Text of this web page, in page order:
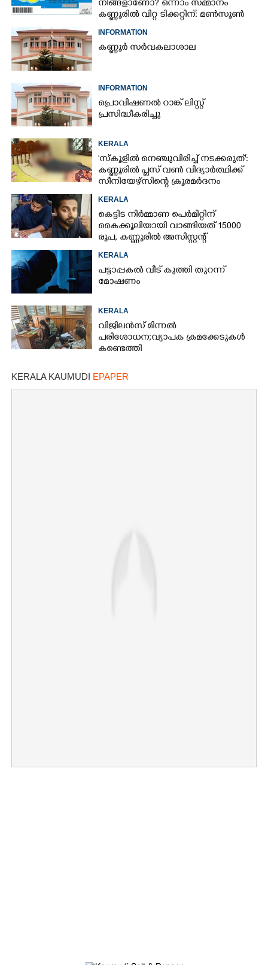
നിങ്ങളാണോ? ഒന്നാം സമ്മാനം
കണ്ണൂരിൽ വിറ്റ ടിക്കറ്റിന്: മൺസൂൺ
ബമ്പർ ഫലം പുറത്ത്
INFORMATION
കണ്ണൂർ സർവകലാശാല
INFORMATION
പ്രൊവിഷണൽ റാങ്ക് ലിസ്റ്റ്
പ്രസിദ്ധീകരിച്ചു
KERALA
'സ്കൂളിൽ നെഞ്ചുവിരിച്ച് നടക്കരുത്':
കണ്ണൂരിൽ പ്ലസ് വൺ വിദ്യാർത്ഥിക്ക്
സീനിയേഴ്സിന്റെ ക്രൂരമർദനം
KERALA
കെട്ടിട നിർമ്മാണ പെർമിറ്റിന്
കൈക്കൂലിയായി വാങ്ങിയത് 15000
രൂപ,​ കണ്ണൂരിൽ അസിസ്റ്റന്റ്
എൻജിനീയർ പിടിയിൽ
KERALA
പട്ടാപ്പകൽ വീട് കുത്തി തുറന്ന്
മോഷണം
KERALA
വിജിലൻസ് മിന്നൽ
പരിശോധന; വ്യാപക ക്രമക്കേടുകൾ
കണ്ടെത്തി
KERALA KAUMUDI EPAPER